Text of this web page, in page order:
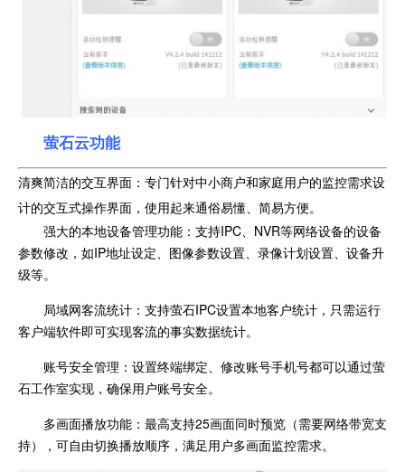
萤石云功能
清爽简洁的交互界面：专门针对中小商户和家庭用户的监控需求设
计的交互式操作界面，使用起来通俗易懂、简易方便。
强大的本地设备管理功能：支持IPC、NVR等网络设备的设备
参数修改，如IP地址设定、图像参数设置、录像计划设置、设备升
级等。
局域网客流统计：支持萤石IPC设置本地客户统计，只需运行
客户端软件即可实现客流的事实数据统计。
账号安全管理：设置终端绑定、修改账号手机号都可以通过萤
石工作室实现，确保用户账号安全。
多画面播放功能：最高支持25画面同时预览（需要网络带宽支
持），可自由切换播放顺序，满足用户多画面监控需求。